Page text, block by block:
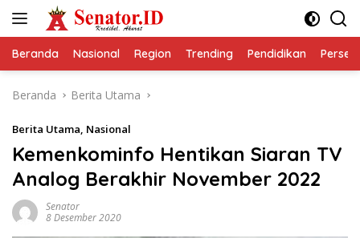
Beranda Nasional Region Trending Pendidikan
Beranda Berita Utama
Berita Utama, Nasional
Kemenkominfo Hentikan Siaran TV
Analog Berakhir November 2022
Senator
8 Desember 2020